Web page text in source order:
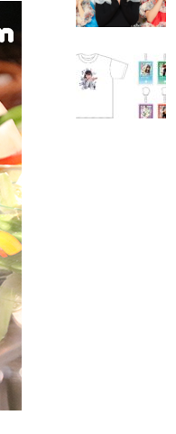
AD